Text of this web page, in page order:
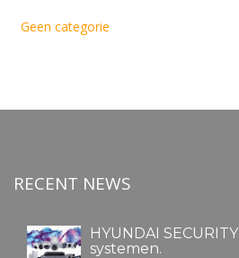
Geen categorie
RECENT NEWS
HYUNDAI
systemen.